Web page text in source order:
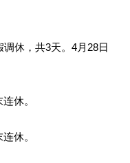
休，共3天。4月28日
休。
休。